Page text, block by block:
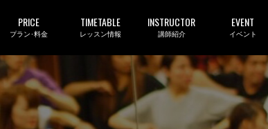
PRICE
プラン･料金
TIMETABLE
レッスン情報
INSTRUCTOR
講師紹介
EVENT
イベント